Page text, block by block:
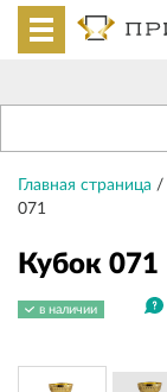
Главная страница /
071
Кубок 071
в наличии